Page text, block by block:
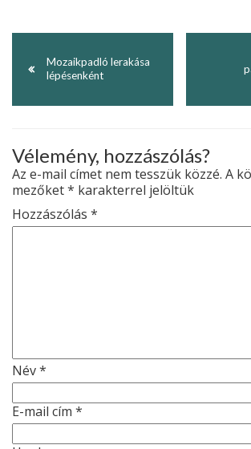
Mozaikpadló lerakása
lépésenként
Vélemény, hozzászólás?
Az e-mail címet nem tesszük közzé. A
mezőket* karakterrel jelöltük
Hozzászólás *
Név*
E-mail cím *